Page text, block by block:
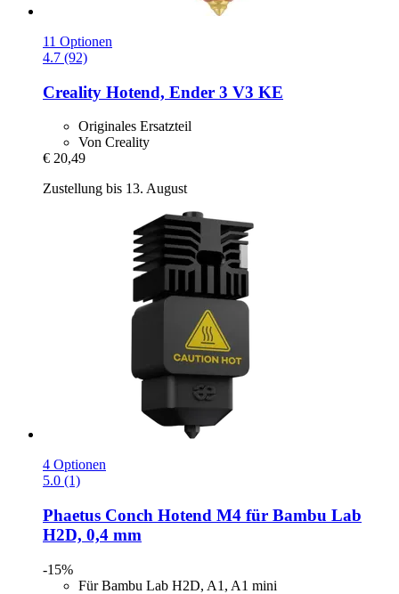
11 Optionen
4.7 (92)
Creality Hotend, Ender 3 V3 KE
Originales Ersatzteil
Von Creality
€ 20,49
Zustellung bis 13. August
4 Optionen
5.0 (1)
Phaetus Conch Hotend M4 für Bambu Lab
H2D, 0,4 mm
-15%
Für Bambu Lab H2D, A1, A1 mini